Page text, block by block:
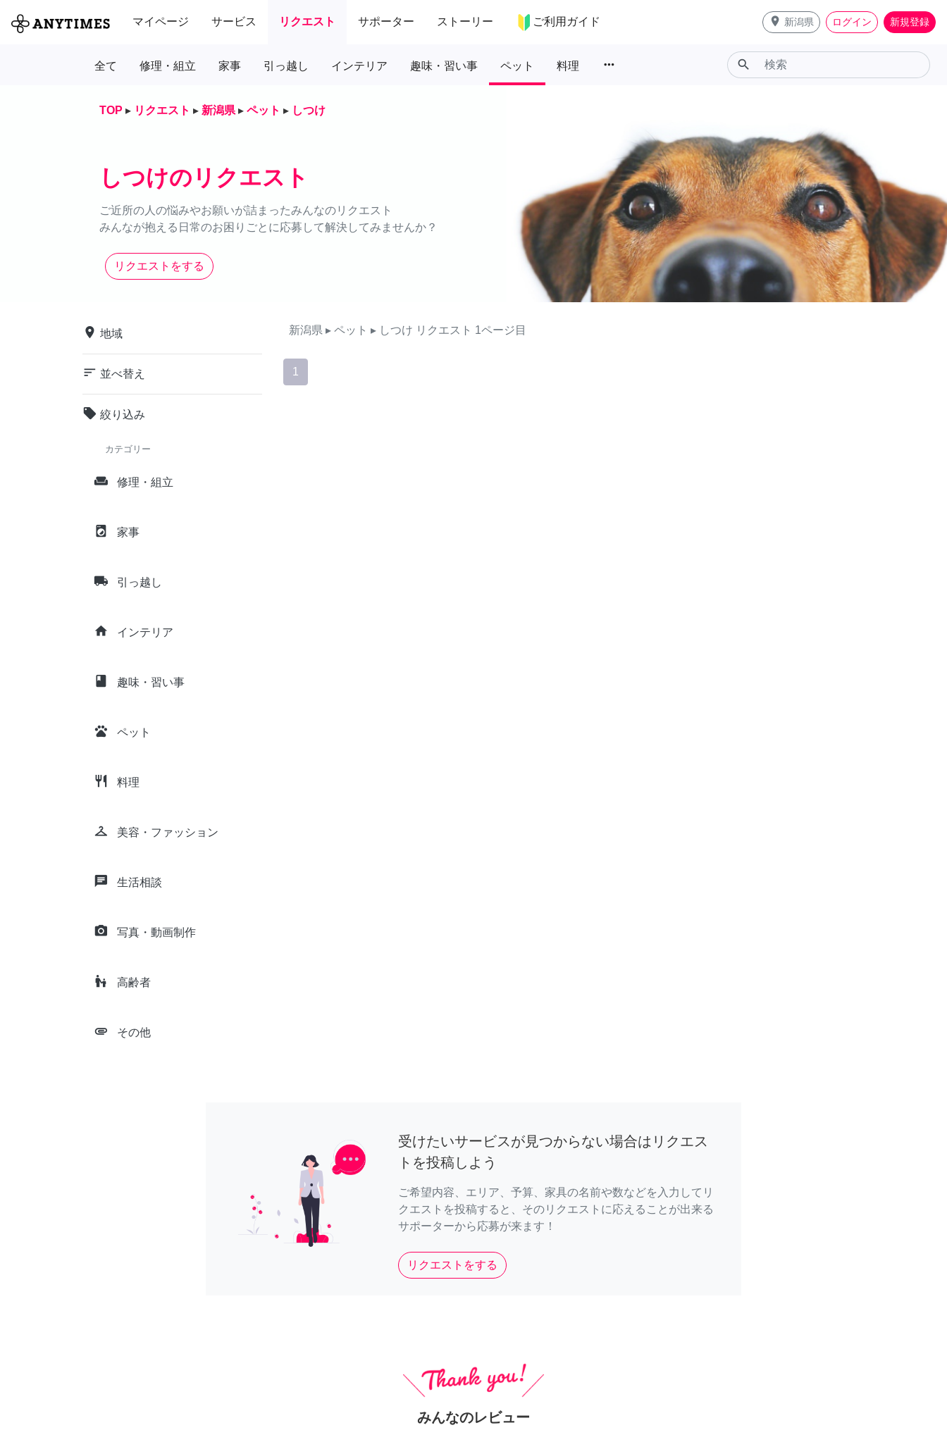
マイページ サービス リクエスト サポーター ストーリー ご利用ガイド place 新潟県 ログイン 新規登録
全て 修理・組立 家事 引っ越し インテリア 趣味・習い事 ペット 料理 more_horiz search
TOP ▸ リクエスト ▸ 新潟県 ▸ ペット ▸ しつけ
しつけのリクエスト
ご近所の人の悩みやお願いが詰まったみんなのリクエスト
みんなが抱える日常のお困りごとに応募して解決してみませんか？
リクエストをする
place 地域
sort 並べ替え
local_offer 絞り込み
カテゴリー
weekend 修理・組立
local_laundry_service 家事
local_shipping 引っ越し
home インテリア
class 趣味・習い事
pets ペット
restaurant 料理
checkroom 美容・ファッション
chat 生活相談
camera_alt 写真・動画制作
escalator_warning 高齢者
attachment その他
新潟県 ▸ ペット ▸ しつけ リクエスト 1ページ目
1
受けたいサービスが見つからない場合はリクエス
トを投稿しよう
ご希望内容、エリア、予算、家具の名前や数などを入力してリ
クエストを投稿すると、そのリクエストに応えることが出来る
サポーターから応募が来ます！
リクエストをする
みんなのレビュー